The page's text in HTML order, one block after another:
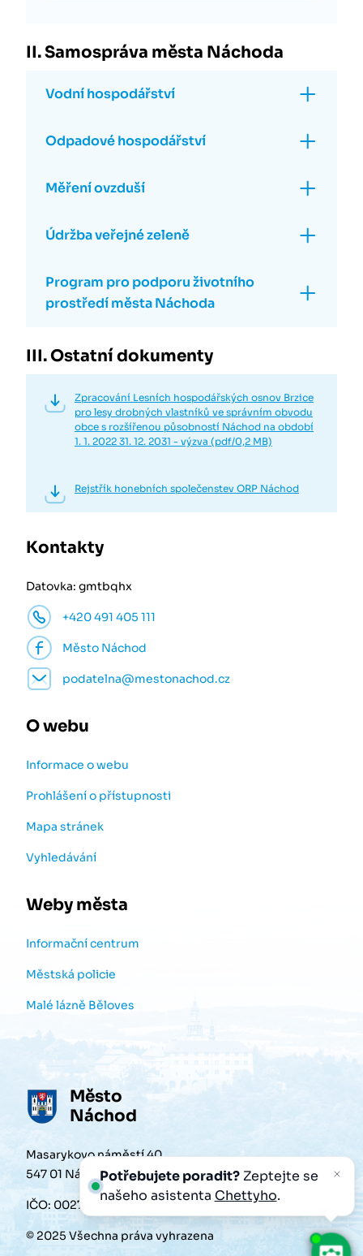
II. Samospráva města Náchoda
Vodní hospodářství
Odpadové hospodářství
Měření ovzduší
Údržba veřejné zeleně
Program pro podporu životního
prostředí města Náchoda
III. Ostatní dokumenty
Zpracování Lesních hospodářských osnov Brzice
pro lesy drobných vlastníků ve správním obvodu
obce s rozšířenou působností Náchod na období
1. 1. 2022 31. 12. 2031 - výzva (pdf/0,2 MB)
Rejstřík honebních společenstev ORP Náchod
Kontakty
Datovka: gmtbqhx
+420 491 405 111
Město Náchod
podatelna@mestonachod.cz
O webu
Informace o webu
Prohlášení o přístupnosti
Mapa stránek
Vyhledávání
Weby města
Informační centrum
Městská policie
Malé lázně Běloves
Město
Náchod
Masarykovo náměstí 40
547 01 Náchod
IČO: 00272868
© 2025 Všechna práva vyhrazena
Potřebujete poradit?Zeptejte se
našeho asistenta Chettyho.